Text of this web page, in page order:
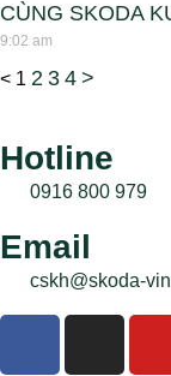
CÙNG SKODA
9:02 am
< 1 2 3 4 >
Hotline
0916 800 979
Email
cskh@skoda-